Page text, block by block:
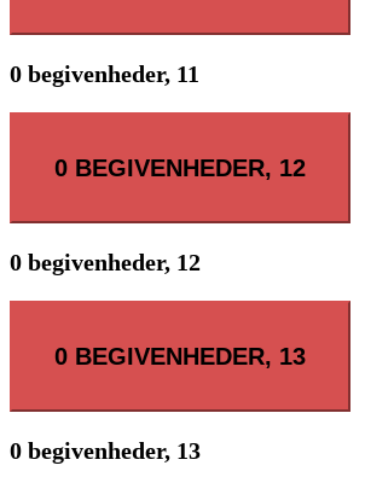
0 begivenheder, 11
0 BEGIVENHEDER, 12
0 begivenheder, 12
0 BEGIVENHEDER, 13
0 begivenheder, 13